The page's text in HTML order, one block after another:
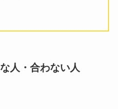
人・合わない人